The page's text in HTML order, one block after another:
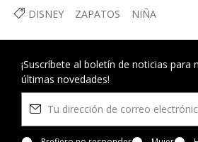
DISNEY ZAPATOS NIÑA
¡Suscríbete al boletín de noticias para
últimas novedades!